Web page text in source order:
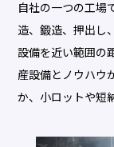
自社の一つの工場
造、鍛造、押出し
設備を近い範囲の
産設備とノウハウ
か、小ロットや短